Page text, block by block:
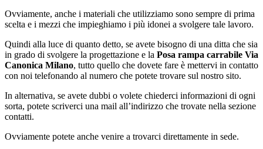
Ovviamente, anche i materiali che utilizziamo sono sempre di prima
scelta e i mezzi che impieghiamo i più idonei a svolgere tale lavoro.
Quindi alla luce di quanto detto, se avete bisogno di una ditta che sia
in grado di svolgere la progettazione e la Posa rampa carrabile Via
Canonica Milano, tutto quello che dovete fare è mettervi in contatto
con noi telefonando al numero che potete trovare sul nostro sito.
In alternativa, se avete dubbi o volete chiederci informazioni di ogni
sorta, potete scriverci una mail all’indirizzo che trovate nella sezione
contatti.
Ovviamente potete anche venire a trovarci direttamente in sede.